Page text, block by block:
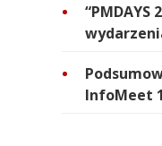
“PMDAYS
InfoMeet